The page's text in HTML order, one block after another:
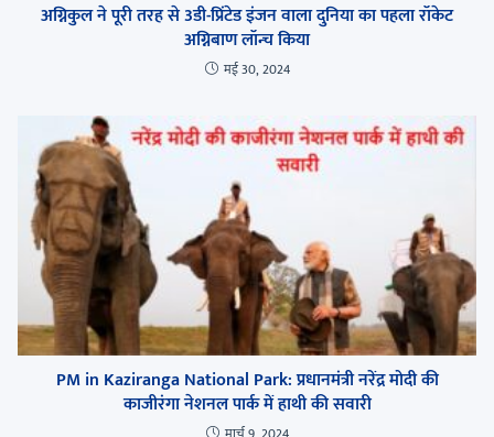
अग्निकुल ने पूरी तरह से 3डी-प्रिंटेड इंजन वाला दुनिया का पहला रॉकेट
अग्निबाण लॉन्च किया
मई 30, 2024
PM in Kaziranga National Park: प्रधानमंत्री नरेंद्र मोदी की
काजीरंगा नेशनल पार्क में हाथी की सवारी